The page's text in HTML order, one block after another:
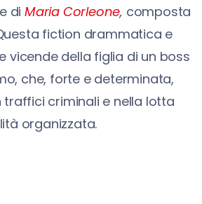
diMaria Corleone, composta
fiction drammatica e
vicende della figlia di un boss
che, forte e determinata,
traffici criminali e nella lotta
organizzata.